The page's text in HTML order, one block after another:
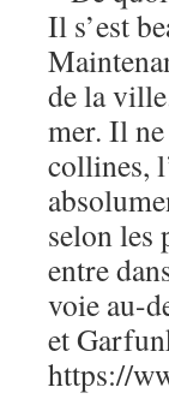
Il s’est
de la
mer. Il
collines,
selon les
entre
voie au-
et
https://